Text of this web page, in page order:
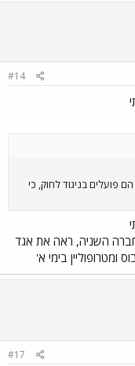
#14
פועלים בניגוד לחוק, כי
השניה, ראה את אגד
ומטרופוליין בימי א'
#17